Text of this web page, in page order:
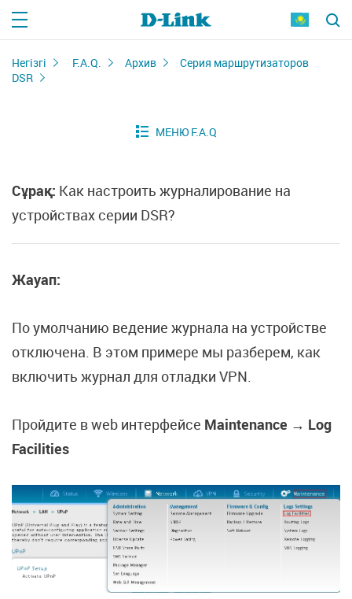
Негізгі F.A.Q. Архив
Серия маршрутизаторов
DSR
Сұрақ: Как настроить журналирование на
устройствах серии DSR?
Жауап:
По умолчанию ведение журнала на устройстве
отключена. В этом примере мы разберем, как
включить журнал для отладки VPN.
Пройдите в web интерфейсе Maintenance → Log
Facilities